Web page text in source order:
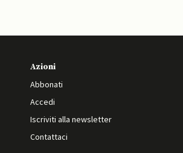
Azioni
Abbonati
Accedi
Iscriviti alla newsletter
Contattaci